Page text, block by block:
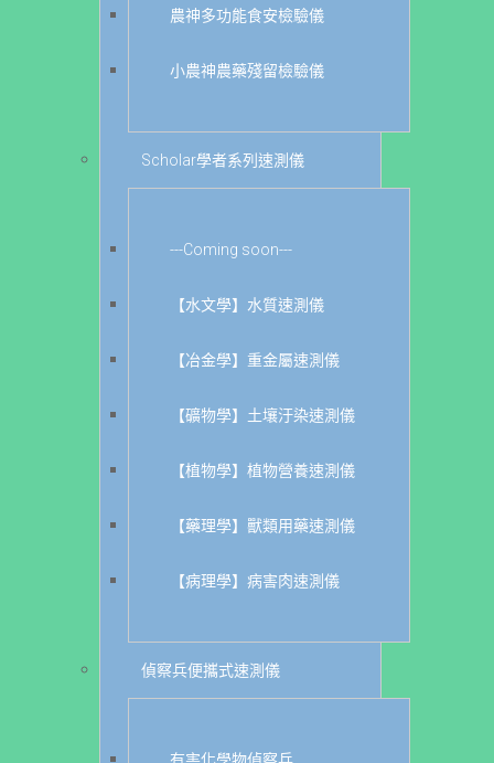
農神多功能食安檢驗儀
小農神農藥殘留檢驗儀
Scholar學者系列速測儀
---Coming soon---
【水文學】水質速測儀
【冶金學】重金屬速測儀
【礦物學】土壤汙染速測儀
【植物學】植物營養速測儀
【藥理學】獸類用藥速測儀
【病理學】病害肉速測儀
偵察兵便攜式速測儀